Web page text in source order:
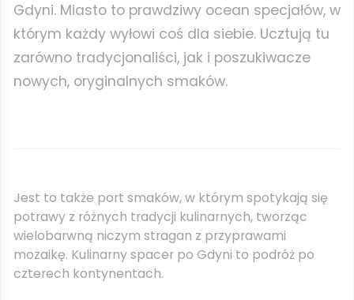
Gdyni. Miasto to prawdziwy ocean specjałów, w
którym każdy wyłowi coś dla siebie. Ucztują tu
zarówno tradycjonaliści, jak i poszukiwacze
nowych, oryginalnych smaków.
Jest to także port smaków, w którym spotykają się
potrawy z różnych tradycji kulinarnych, tworząc
wielobarwną niczym stragan z przyprawami
mozaikę. Kulinarny spacer po Gdyni to podróż po
czterech kontynentach.